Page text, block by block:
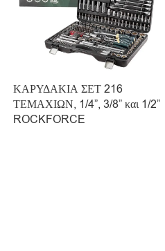
ΚΑΡΥΔΑΚΙΑ ΣΕΤ 216
ΤΕΜΑΧΙΩΝ, 1/4”, 3/8” και 1/2”
ROCKFORCE